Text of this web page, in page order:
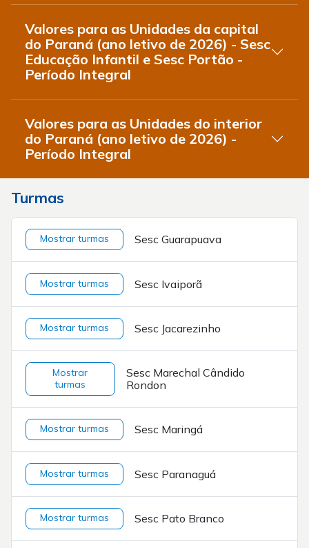
Valores para as Unidades da capital
do Paraná (ano letivo de 2026) - Sesc
Educação Infantil e Sesc Portão -
Período Integral
Valores para as Unidades do interior
do Paraná (ano letivo de 2026) -
Período Integral
Turmas
Mostrar turmas Sesc Guarapuava
Mostrar turmas Sesc Ivaiporã
Mostrar turmas Sesc Jacarezinho
Mostrar
turmas
Sesc Marechal Cândido
Rondon
Mostrar turmas Sesc Maringá
Mostrar turmas Sesc Paranaguá
Mostrar turmas Sesc Pato Branco